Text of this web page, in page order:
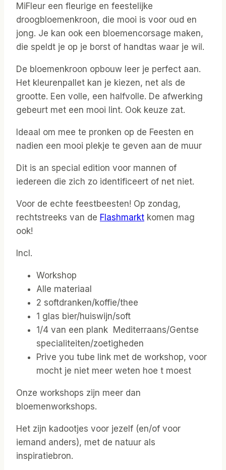
MiFleur een fleurige en feestelijke
droogbloemenkroon, die mooi is voor oud en
jong. Je kan ook een bloemencorsage maken,
die speldt je op je borst of handtas waar je wil.
De bloemenkroon opbouw leer je perfect aan.
Het kleurenpallet kan je kiezen, net als de
grootte. Een volle, een halfvolle. De afwerking
gebeurt met een mooi lint. Ook keuze zat.
Ideaal om mee te pronken op de Feesten en
nadien een mooi plekje te geven aan de muur
Dit is an special edition voor mannen of
iedereen die zich zo identificeert of net niet.
Voor de echte feestbeesten! Op zondag,
rechtstreeks van de Flashmarkt komen mag
ook!
Incl.
Workshop
Alle materiaal
2 softdranken/koffie/thee
1 glas bier/huiswijn/soft
1/4 van een plank Mediterraans/Gentse
specialiteiten/zoetigheden
Prive you tube link met de workshop, voor
mocht je niet meer weten hoe t moest
Onze workshops zijn meer dan
bloemenworkshops.
Het zijn kadootjes voor jezelf (en/of voor
iemand anders), met de natuur als
inspiratiebron.